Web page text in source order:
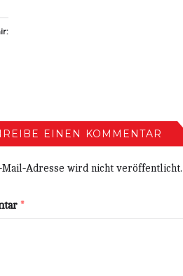
EINEN KOMMENTAR
Mail-Adresse wird nicht veröffentlicht.
*